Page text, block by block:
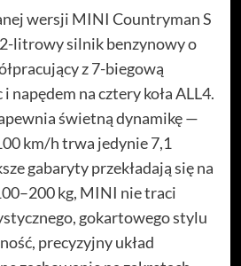
wersji MINI Countryman S
litrowy silnik benzynowy o
z 7-biegową
napędem na cztery koła ALL4.
świetną dynamikę —
km/h trwa jedynie 7,1
gabaryty przekładają się na
kg, MINI nie traci
gokartowego stylu
precyzyjny układ